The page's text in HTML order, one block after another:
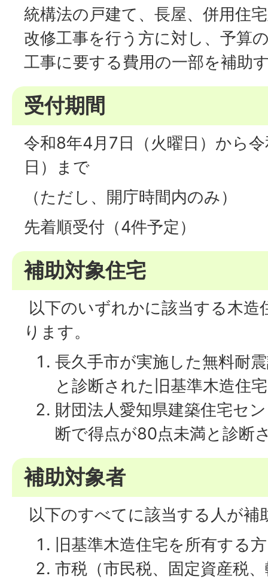
統構法の戸建て、長屋、併用住
改修工事を行う方に対し、予算
工事に要する費用の一部を補助
受付期間
令和8年4月7日（火曜日）から
日）まで
（ただし、開庁時間内のみ）
先着順受付（4件予定）
補助対象住宅
以下のいずれかに該当する木造
ります。
長久手市が実施した無料耐
と診断された旧基準木造住
財団法人愛知県建築住宅セ
断で得点が80点未満と診断
補助対象者
以下のすべてに該当する人が補
旧基準木造住宅を所有する
市税（市民税、固定資産税